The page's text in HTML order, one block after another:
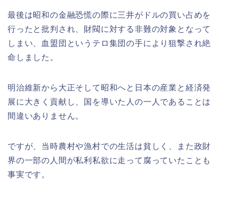
最後は昭和の金融恐慌の際に三井がドルの買い占めを
行ったと批判され、財閥に対する非難の対象となって
しまい、血盟団というテロ集団の手により狙撃され絶
命しました。
明治維新から大正そして昭和へと日本の産業と経済発
展に大きく貢献し、国を導いた人の一人であることは
間違いありません。
ですが、当時農村や漁村での生活は貧しく、また政財
界の一部の人間が私利私欲に走って腐っていたことも
事実です。